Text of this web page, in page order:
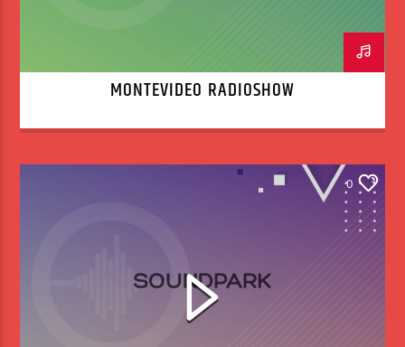
MONTEVIDEO RADIOSHOW
0